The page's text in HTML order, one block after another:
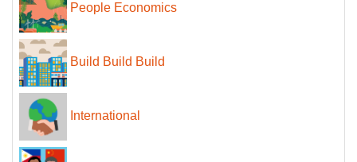
People Economics
Build Build Build
International